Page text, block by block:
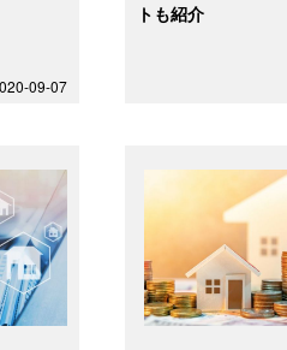
09-07
トも紹介